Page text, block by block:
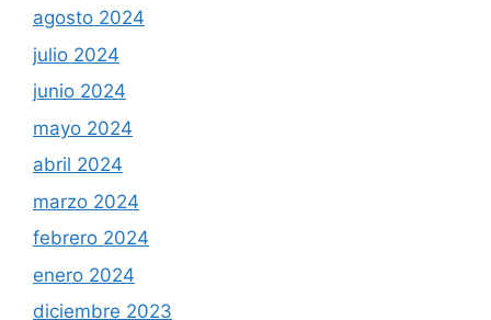
agosto 2024
julio 2024
junio 2024
mayo 2024
abril 2024
marzo 2024
febrero 2024
enero 2024
diciembre 2023